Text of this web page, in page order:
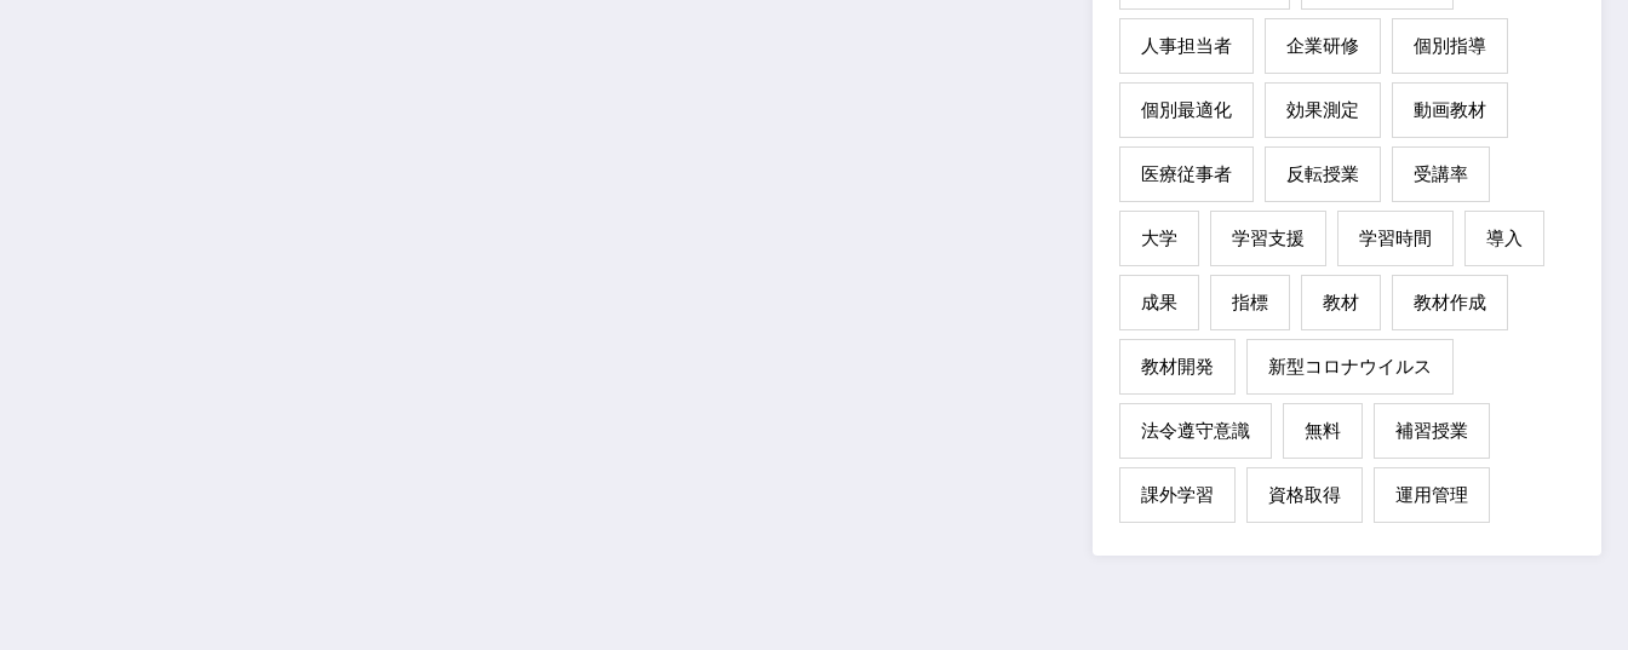
人事担当者 企業研修 個別指導
個別最適化 効果測定 動画教材
医療従事者 反転授業 受講率
大学 学習支援 学習時間 導入
成果 指標 教材 教材作成
教材開発 新型コロナウイルス
法令遵守意識 無料 補習授業
課外学習 資格取得 運用管理